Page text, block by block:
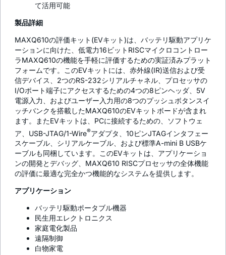
て活用可能
製品詳細
MAXQ610の評価キット(EVキット)は、バッテリ駆動アプリケ
ーションに向けた、低電力16ビットRISCマイクロコントロー
ラMAXQ610の機能を手軽に評価するための実証済みプラット
フォームです。このEVキットには、赤外線(IR)送信および受
信デバイス、2つのRS-232シリアルチャネル、プロセッサの
I/Oポート端子にアクセスするための4つの8ピンヘッダ、5V
電源入力、およびユーザー入力用の8つのプッシュボタンスイ
ッチバンクを搭載したMAXQ610のEVキットボードが含まれ
ます。またEVキットは、PCに接続するための、ソフトウェ
ア、USB-JTAG/1-Wire®アダプタ、10ピンJTAGインタフェー
スケーブル、シリアルケーブル、および標準A-mini B USBケ
ーブルも同梱しています。このEVキットは、アプリケーショ
ンの開発とデバッグ、MAXQ610 RISCプロセッサの全体機能
の評価に最適な完全かつ機能的なシステムを提供します。
アプリケーション
バッテリ駆動ポータブル機器
民生用エレクトロニクス
家庭電化製品
遠隔制御
白物家電